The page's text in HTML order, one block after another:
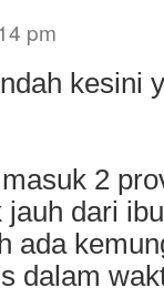
pm
kesini
2
jauh dari
ada
dalam